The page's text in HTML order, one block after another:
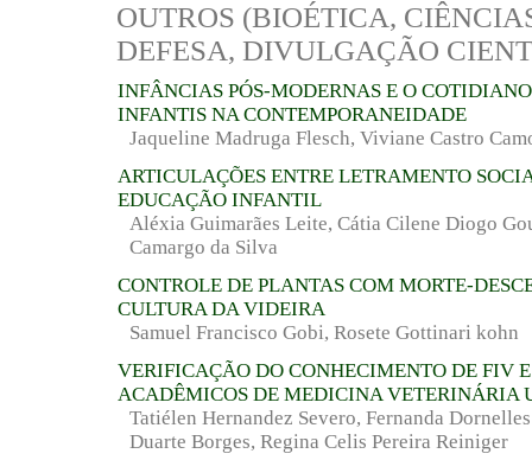
OUTROS (BIOÉTICA,
DEFESA, DIVULGAÇÃO
INFÂNCIAS PÓS-MODERNAS E O
INFANTIS NA CONTEMPORANEIDADE
Jaqueline Madruga Flesch, Viviane Castro
ARTICULAÇÕES ENTRE LETRAMENTO
EDUCAÇÃO INFANTIL
Aléxia Guimarães Leite, Cátia Cilene Diogo
Camargo da Silva
CONTROLE DE PLANTAS COM MORTE-
CULTURA DA VIDEIRA
Samuel Francisco Gobi, Rosete Gottinari kohn
VERIFICAÇÃO DO CONHECIMENTO DE FIV
ACADÊMICOS DE MEDICINA VETERINÁRIA
Tatiélen Hernandez Severo, Fernanda
Duarte Borges, Regina Celis Pereira Reiniger